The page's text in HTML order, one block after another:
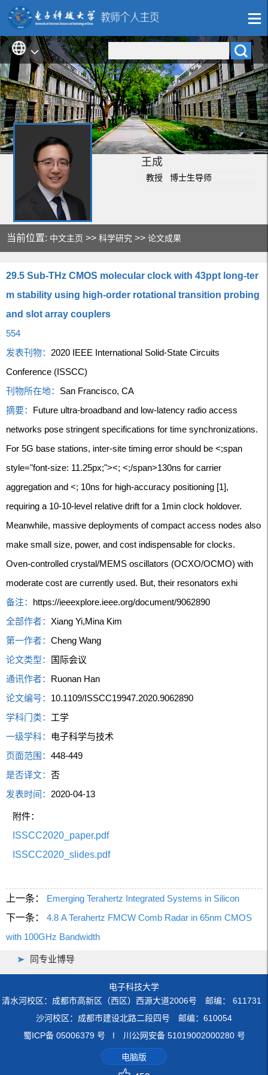
王成
教授 博士生导师
当前位置: 中文主页 >>科学研究 >>论文成果
29.5 Sub-THz CMOS molecular clock with 43ppt long-ter
m stability using high-order rotational transition probing
and slot array couplers
554
发表刊物： 2020 IEEE International Solid-State Circuits
Conference (ISSCC)
刊物所在地： San Francisco, CA
摘要： Future ultra-broadband and low-latency radio access
networks pose stringent specifications for time synchronizations.
For 5G base stations, inter-site timing error should be <;span
style="font-size: 11.25px;"><; <;/span>130ns for carrier
aggregation and <; 10ns for high-accuracy positioning [1],
requiring a 10-10-level relative drift for a 1min clock holdover.
Meanwhile, massive deployments of compact access nodes also
make small size, power, and cost indispensable for clocks.
Oven-controlled crystal/MEMS oscillators (OCXO/OCMO) with
moderate cost are currently used. But, their resonators exhi
备注： https://ieeexplore.ieee.org/document/9062890
全部作者：Xiang Yi,Mina Kim
第一作者：Cheng Wang
论文类型： 国际会议
通讯作者： Ruonan Han
论文编号： 10.1109/ISSCC19947.2020.9062890
学科门类： 工学
一级学科： 电子科学与技术
页面范围：448-449
是否译文：否
发表时间： 2020-04-13
附件：
ISSCC2020_paper.pdf
ISSCC2020_slides.pdf
上一条：
Emerging Terahertz Integrated Systems in Silicon
下一条：
4.8 A Terahertz FMCW Comb Radar in 65nm CMOS
with 100GHz Bandwidth
同专业博导
电子科技大学
清水河校区：成都市高新区（西区）西源大道2006号 邮编： 611731
沙河校区：成都市建设北路二段四号 邮编：610054
蜀ICP备 05006379 号 I 川公网安备 51019002000280 号
电脑版